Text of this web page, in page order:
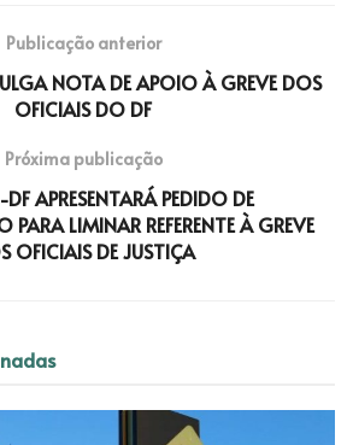
Publicação anterior
NOTA DE APOIO À GREVE DOS
OFICIAIS DO DF
Próxima publicação
APRESENTARÁ PEDIDO DE
PARA LIMINAR REFERENTE À GREVE
OFICIAIS DE JUSTIÇA